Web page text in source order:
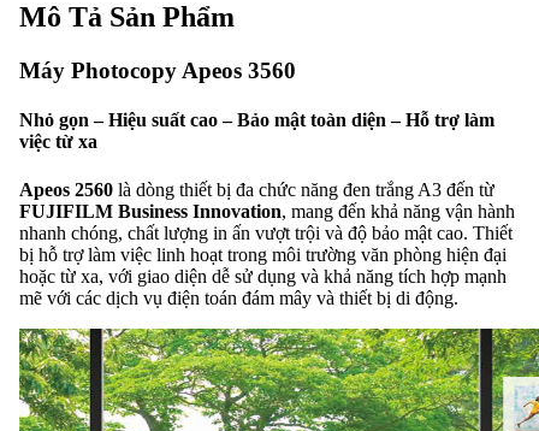
Mô Tả Sản Phẩm
Máy Photocopy Apeos 3560
Nhỏ gọn – Hiệu suất cao – Bảo mật toàn diện – Hỗ trợ làm
việc từ xa
Apeos 2560 là dòng thiết bị đa chức năng đen trắng A3 đến từ
FUJIFILM Business Innovation, mang đến khả năng vận hành
nhanh chóng, chất lượng in ấn vượt trội và độ bảo mật cao. Thiết
bị hỗ trợ làm việc linh hoạt trong môi trường văn phòng hiện đại
hoặc từ xa, với giao diện dễ sử dụng và khả năng tích hợp mạnh
mẽ với các dịch vụ điện toán đám mây và thiết bị di động.